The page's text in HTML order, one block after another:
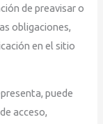
de preavisar o
obligaciones,
en el sitio
puede
acceso,